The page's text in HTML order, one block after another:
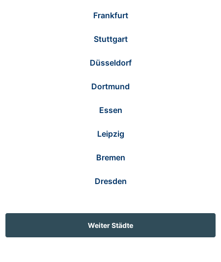
Frankfurt
Stuttgart
Düsseldorf
Dortmund
Essen
Leipzig
Bremen
Dresden
Weiter Städte